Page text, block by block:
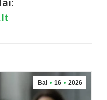
Bal 16 2026